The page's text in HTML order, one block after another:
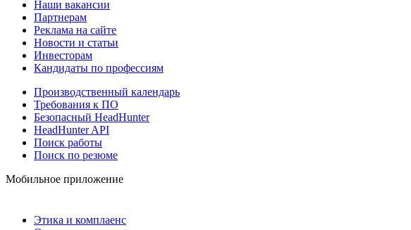
Наши вакансии
Партнерам
Реклама на сайте
Новости и статьи
Инвесторам
Кандидаты по профессиям
Производственный календарь
Требования к ПО
Безопасный HeadHunter
HeadHunter API
Поиск работы
Поиск по резюме
Мобильное приложение
Этика и комплаенс